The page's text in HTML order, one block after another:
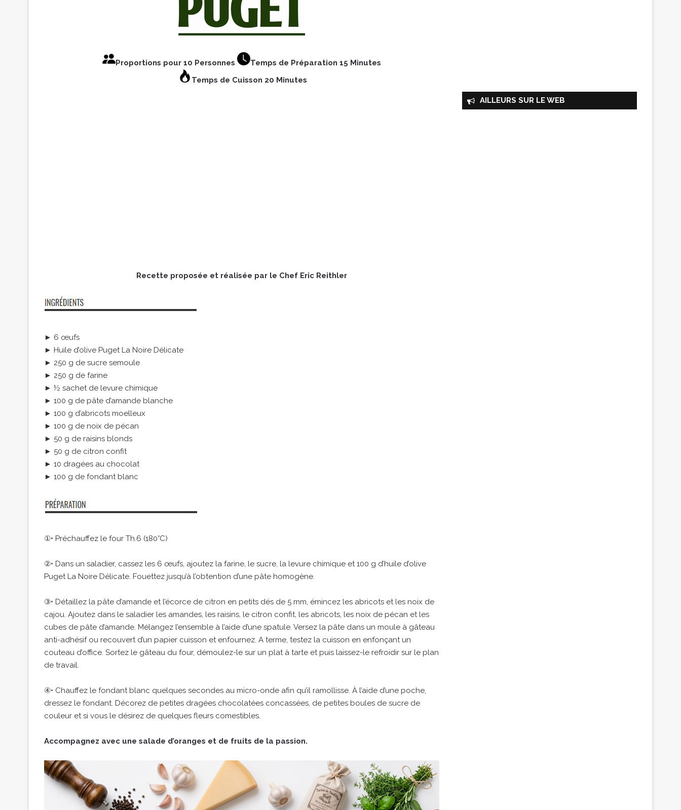
Proportions pour 10 Personnes
Temps de Préparation 15 Minutes
Temps de Cuisson 20 Minutes
Recette proposée et réalisée par le Chef Eric Reithler
► 6 œufs
► Huile d’olive Puget La Noire Délicate
► 250 g de sucre semoule
► 250 g de farine
► ½ sachet de levure chimique
► 100 g de pâte d’amande blanche
► 100 g d’abricots moelleux
► 100 g de noix de pécan
► 50 g de raisins blonds
► 50 g de citron confit
► 10 dragées au chocolat
► 100 g de fondant blanc
①• Préchauffez le four Th.6 (180°C)
②• Dans un saladier, cassez les 6 œufs, ajoutez la farine, le sucre, la levure chimique et 100 g d’huile d’olive
Puget La Noire Délicate. Fouettez jusqu’à l’obtention d’une pâte homogène.
③• Détaillez la pâte d’amande et l’écorce de citron en petits dés de 5 mm, émincez les abricots et les noix de
cajou. Ajoutez dans le saladier les amandes, les raisins, le citron confit, les abricots, les noix de pécan et les
cubes de pâte d’amande. Mélangez l’ensemble à l’aide d’une spatule. Versez la pâte dans un moule à gâteau
anti-adhésif ou recouvert d’un papier cuisson et enfournez. A terme, testez la cuisson en enfonçant un
couteau d’office. Sortez le gâteau du four, démoulez-le sur un plat à tarte et puis laissez-le refroidir sur le plan
de travail.
④• Chauffez le fondant blanc quelques secondes au micro-onde afin qu’il ramollisse. À l’aide d’une poche,
dressez le fondant. Décorez de petites dragées chocolatées concassées, de petites boules de sucre de
couleur et si vous le désirez de quelques fleurs comestibles.
Accompagnez avec une salade d’oranges et de fruits de la passion.
AILLEURS SUR LE WEB